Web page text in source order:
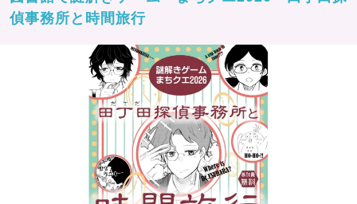
偵事務所と時間旅行